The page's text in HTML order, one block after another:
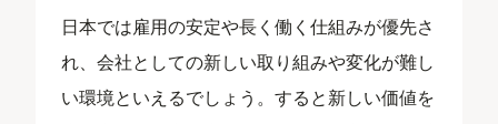
日本では雇用の安定や長く働く仕組みが優先さ
れ、会社としての新しい取り組みや変化が難し
い環境といえるでしょう。すると新しい価値を